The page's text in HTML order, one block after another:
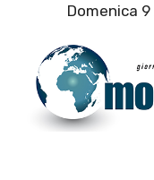
contenuto
Domenica